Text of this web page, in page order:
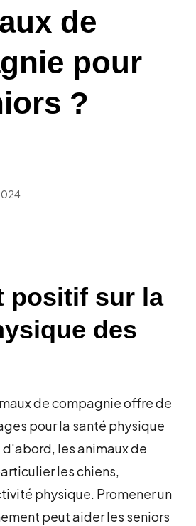
de
pour
?
positif sur la
des
de compagnie offre de
pour la santé physique
d'abord, les animaux de
les chiens,
physique. Promener un
peut aider les seniors